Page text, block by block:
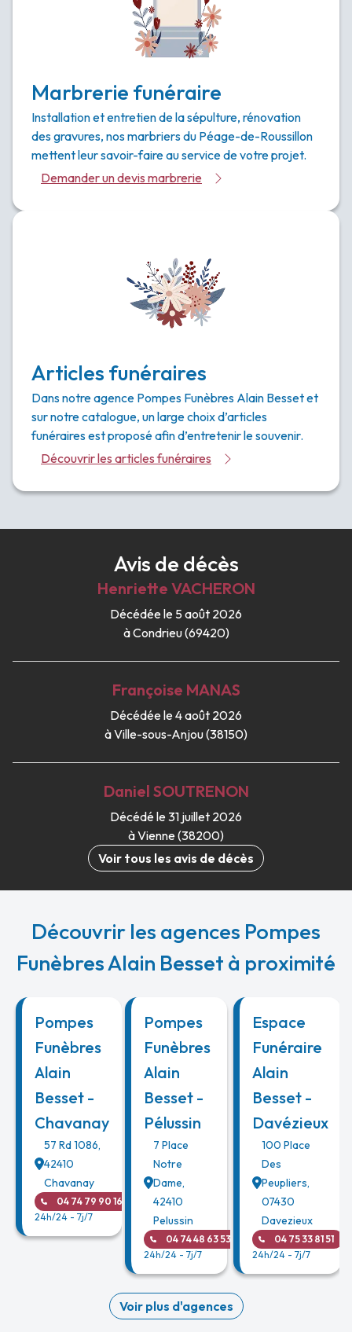
Marbrerie funéraire
Installation et entretien de la sépulture, rénovation
des gravures, nos marbriers du Péage-de-Roussillon
mettent leur savoir-faire au service de votre projet.
Demander un devis marbrerie
Articles funéraires
Dans notre agence Pompes Funèbres Alain Besset et
sur notre catalogue, un large choix d’articles
funéraires est proposé afin d’entretenir le souvenir.
Découvrir les articles funéraires
Avis de décès
Henriette VACHERON
Décédée le 5 août 2026
à Condrieu (69420)
Françoise MANAS
Décédée le 4 août 2026
à Ville-sous-Anjou (38150)
Daniel SOUTRENON
Décédé le 31 juillet 2026
à Vienne (38200)
Voir tous les avis de décès
Découvrir les agences Pompes
Funèbres Alain Besset à proximité
Pompes
Funèbres
Alain
Besset -
Chavanay
57 Rd 1086,
42410
Chavanay
04 74 79 90 16
24h/24 - 7j/7
Pompes
Funèbres
Alain
Besset -
Pélussin
7 Place
Notre
Dame,
42410
Pelussin
04 74 48 63 53
24h/24 - 7j/7
Espace
Funéraire
Alain
Besset -
Davézieux
100 Place
Des
Peupliers,
07430
Davezieux
04 75 33 81 51
24h/24 - 7j/7
Voir plus d'agences